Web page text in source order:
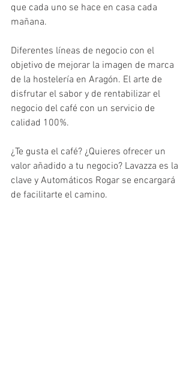
que cada uno se hace en casa cada
mañana.
Diferentes líneas de negocio con el
objetivo de mejorar la imagen de marca
de la hostelería en Aragón. El arte de
disfrutar el sabor y de rentabilizar el
negocio del café con un servicio de
calidad 100%.
¿Te gusta el café? ¿Quieres ofrecer un
valor añadido a tu negocio? Lavazza es la
clave y Automáticos Rogar se encargará
de facilitarte el camino.